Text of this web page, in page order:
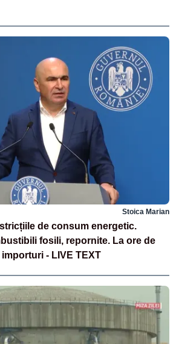
Stoica Marian
de consum energetic.
fosili, repornite. La ore de
- LIVE TEXT